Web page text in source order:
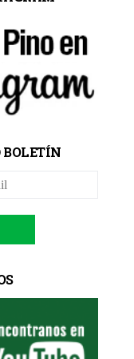
BOLETÍN